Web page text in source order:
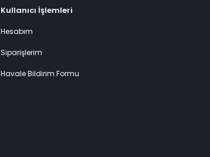
Kullanıcı İşlemleri
Hesabım
Siparişlerim
Havale Bildirim Formu